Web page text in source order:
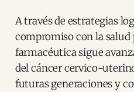
A través de estrategias
compromiso con la
farmacéutica sigue
del cáncer cervico-
futuras generaciones y